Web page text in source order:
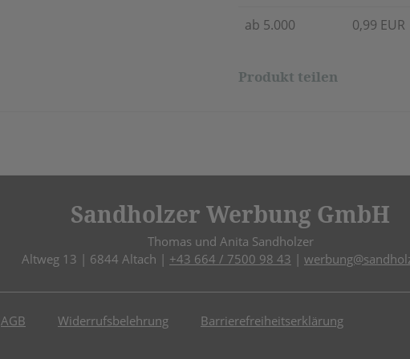
ab 5.000 0,99 EUR
Produkt teilen
Sandholzer Werbung GmbH
Thomas und Anita Sandholzer
Altweg 13 | 6844 Altach | +43 664 / 7500 98 43 |
AGB Widerrufsbelehrung Barrierefreiheitserklärung